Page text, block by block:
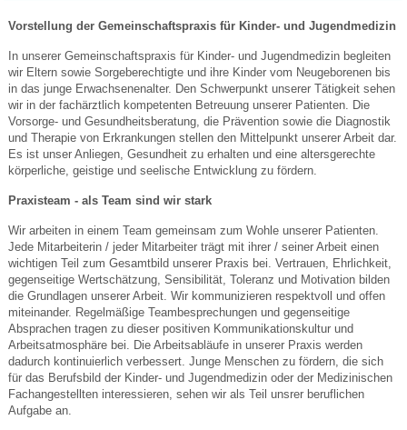
Vorstellung der Gemeinschaftspraxis für Kinder- und Jugendmedizin
In unserer Gemeinschaftspraxis für Kinder- und Jugendmedizin begleiten
wir Eltern sowie Sorgeberechtigte und ihre Kinder vom Neugeborenen bis
in das junge Erwachsenenalter. Den Schwerpunkt unserer Tätigkeit sehen
wir in der fachärztlich kompetenten Betreuung unserer Patienten. Die
Vorsorge- und Gesundheitsberatung, die Prävention sowie die Diagnostik
und Therapie von Erkrankungen stellen den Mittelpunkt unserer Arbeit dar.
Es ist unser Anliegen, Gesundheit zu erhalten und eine altersgerechte
körperliche, geistige und seelische Entwicklung zu fördern.
Praxisteam - als Team sind wir stark
Wir arbeiten in einem Team gemeinsam zum Wohle unserer Patienten.
Jede Mitarbeiterin / jeder Mitarbeiter trägt mit ihrer / seiner Arbeit einen
wichtigen Teil zum Gesamtbild unserer Praxis bei. Vertrauen, Ehrlichkeit,
gegenseitige Wertschätzung, Sensibilität, Toleranz und Motivation bilden
die Grundlagen unserer Arbeit. Wir kommunizieren respektvoll und offen
miteinander. Regelmäßige Teambesprechungen und gegenseitige
Absprachen tragen zu dieser positiven Kommunikationskultur und
Arbeitsatmosphäre bei. Die Arbeitsabläufe in unserer Praxis werden
dadurch kontinuierlich verbessert. Junge Menschen zu fördern, die sich
für das Berufsbild der Kinder- und Jugendmedizin oder der Medizinischen
Fachangestellten interessieren, sehen wir als Teil unsrer beruflichen
Aufgabe an.